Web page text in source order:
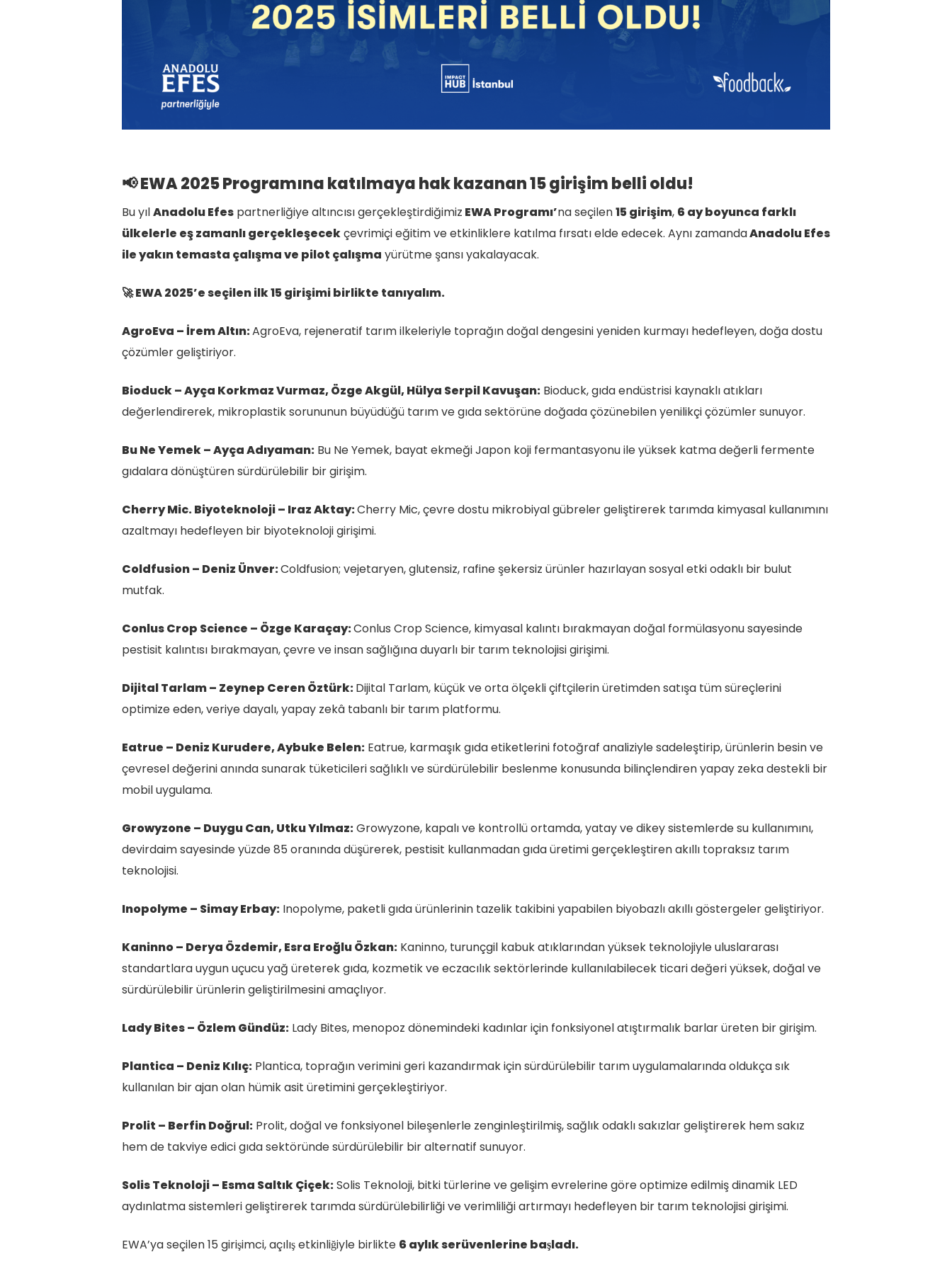
📢 EWA 2025 Programına katılmaya hak kazanan 15 girişim belli oldu!
Bu yılAnadolu Efes partnerliğiye altıncısı gerçekleştirdiğimiz EWA Programı’na seçilen15 girişim, 6 ay boyunca farklı
ülkelerle eş zamanlı gerçekleşecekçevrimiçi eğitim ve etkinliklere katılma fırsatı elde edecek. Aynı zamandaAnadolu Efes
ile yakın temasta çalışma ve pilot çalışma yürütme şansı yakalayacak.
🚀 EWA 2025’e seçilen ilk 15 girişimi birlikte tanıyalım.
AgroEva – İrem Altın:AgroEva, rejeneratif tarım ilkeleriyle toprağın doğal dengesini yeniden kurmayı hedefleyen, doğa dostu
çözümler geliştiriyor.
Bioduck – Ayça Korkmaz Vurmaz, Özge Akgül, Hülya Serpil Kavuşan: Bioduck, gıda endüstrisi kaynaklı atıkları
değerlendirerek, mikroplastik sorununun büyüdüğü tarım ve gıda sektörüne doğada çözünebilen yenilikçi çözümler sunuyor.
Bu Ne Yemek – Ayça Adıyaman: Bu Ne Yemek, bayat ekmeği Japon koji fermantasyonu ile yüksek katma değerli fermente
gıdalara dönüştüren sürdürülebilir bir girişim.
Cherry Mic. Biyoteknoloji – Iraz Aktay:Cherry Mic, çevre dostu mikrobiyal gübreler geliştirerek tarımda kimyasal kullanımını
azaltmayı hedefleyen bir biyoteknoloji girişimi.
Coldfusion – Deniz Ünver:Coldfusion; vejetaryen, glutensiz, rafine şekersiz ürünler hazırlayan sosyal etki odaklı bir bulut
mutfak.
Conlus Crop Science – Özge Karaçay:Conlus Crop Science, kimyasal kalıntı bırakmayan doğal formülasyonu sayesinde
pestisit kalıntısı bırakmayan, çevre ve insan sağlığına duyarlı bir tarım teknolojisi girişimi.
Dijital Tarlam – Zeynep Ceren Öztürk:Dijital Tarlam, küçük ve orta ölçekli çiftçilerin üretimden satışa tüm süreçlerini
optimize eden, veriye dayalı, yapay zekâ tabanlı bir tarım platformu.
Eatrue – Deniz Kurudere, Aybuke Belen: Eatrue, karmaşık gıda etiketlerini fotoğraf analiziyle sadeleştirip, ürünlerin besin ve
çevresel değerini anında sunarak tüketicileri sağlıklı ve sürdürülebilir beslenme konusunda bilinçlendiren yapay zeka destekli bir
mobil uygulama.
Growyzone – Duygu Can, Utku Yılmaz:Growyzone, kapalı ve kontrollü ortamda, yatay ve dikey sistemlerde su kullanımını,
devirdaim sayesinde yüzde 85 oranında düşürerek, pestisit kullanmadan gıda üretimi gerçekleştiren akıllı topraksız tarım
teknolojisi.
Inopolyme – Simay Erbay: Inopolyme, paketli gıda ürünlerinin tazelik takibini yapabilen biyobazlı akıllı göstergeler geliştiriyor.
Kaninno – Derya Özdemir, Esra Eroğlu Özkan: Kaninno, turunçgil kabuk atıklarından yüksek teknolojiyle uluslararası
standartlara uygun uçucu yağ üreterek gıda, kozmetik ve eczacılık sektörlerinde kullanılabilecek ticari değeri yüksek, doğal ve
sürdürülebilir ürünlerin geliştirilmesini amaçlıyor.
Lady Bites – Özlem Gündüz: Lady Bites, menopoz dönemindeki kadınlar için fonksiyonel atıştırmalık barlar üreten bir girişim.
Plantica – Deniz Kılıç: Plantica, toprağın verimini geri kazandırmak için sürdürülebilir tarım uygulamalarında oldukça sık
kullanılan bir ajan olan hümik asit üretimini gerçekleştiriyor.
Prolit – Berfin Doğrul: Prolit, doğal ve fonksiyonel bileşenlerle zenginleştirilmiş, sağlık odaklı sakızlar geliştirerek hem sakız
hem de takviye edici gıda sektöründe sürdürülebilir bir alternatif sunuyor.
Solis Teknoloji – Esma Saltık Çiçek:Solis Teknoloji, bitki türlerine ve gelişim evrelerine göre optimize edilmiş dinamik LED
aydınlatma sistemleri geliştirerek tarımda sürdürülebilirliği ve verimliliği artırmayı hedefleyen bir tarım teknolojisi girişimi.
EWA’ya seçilen 15 girişimci, açılış etkinliğiyle birlikte 6 aylık serüvenlerine başladı.